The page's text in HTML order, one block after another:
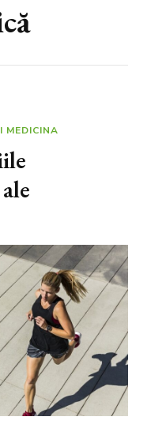
MEDICINA